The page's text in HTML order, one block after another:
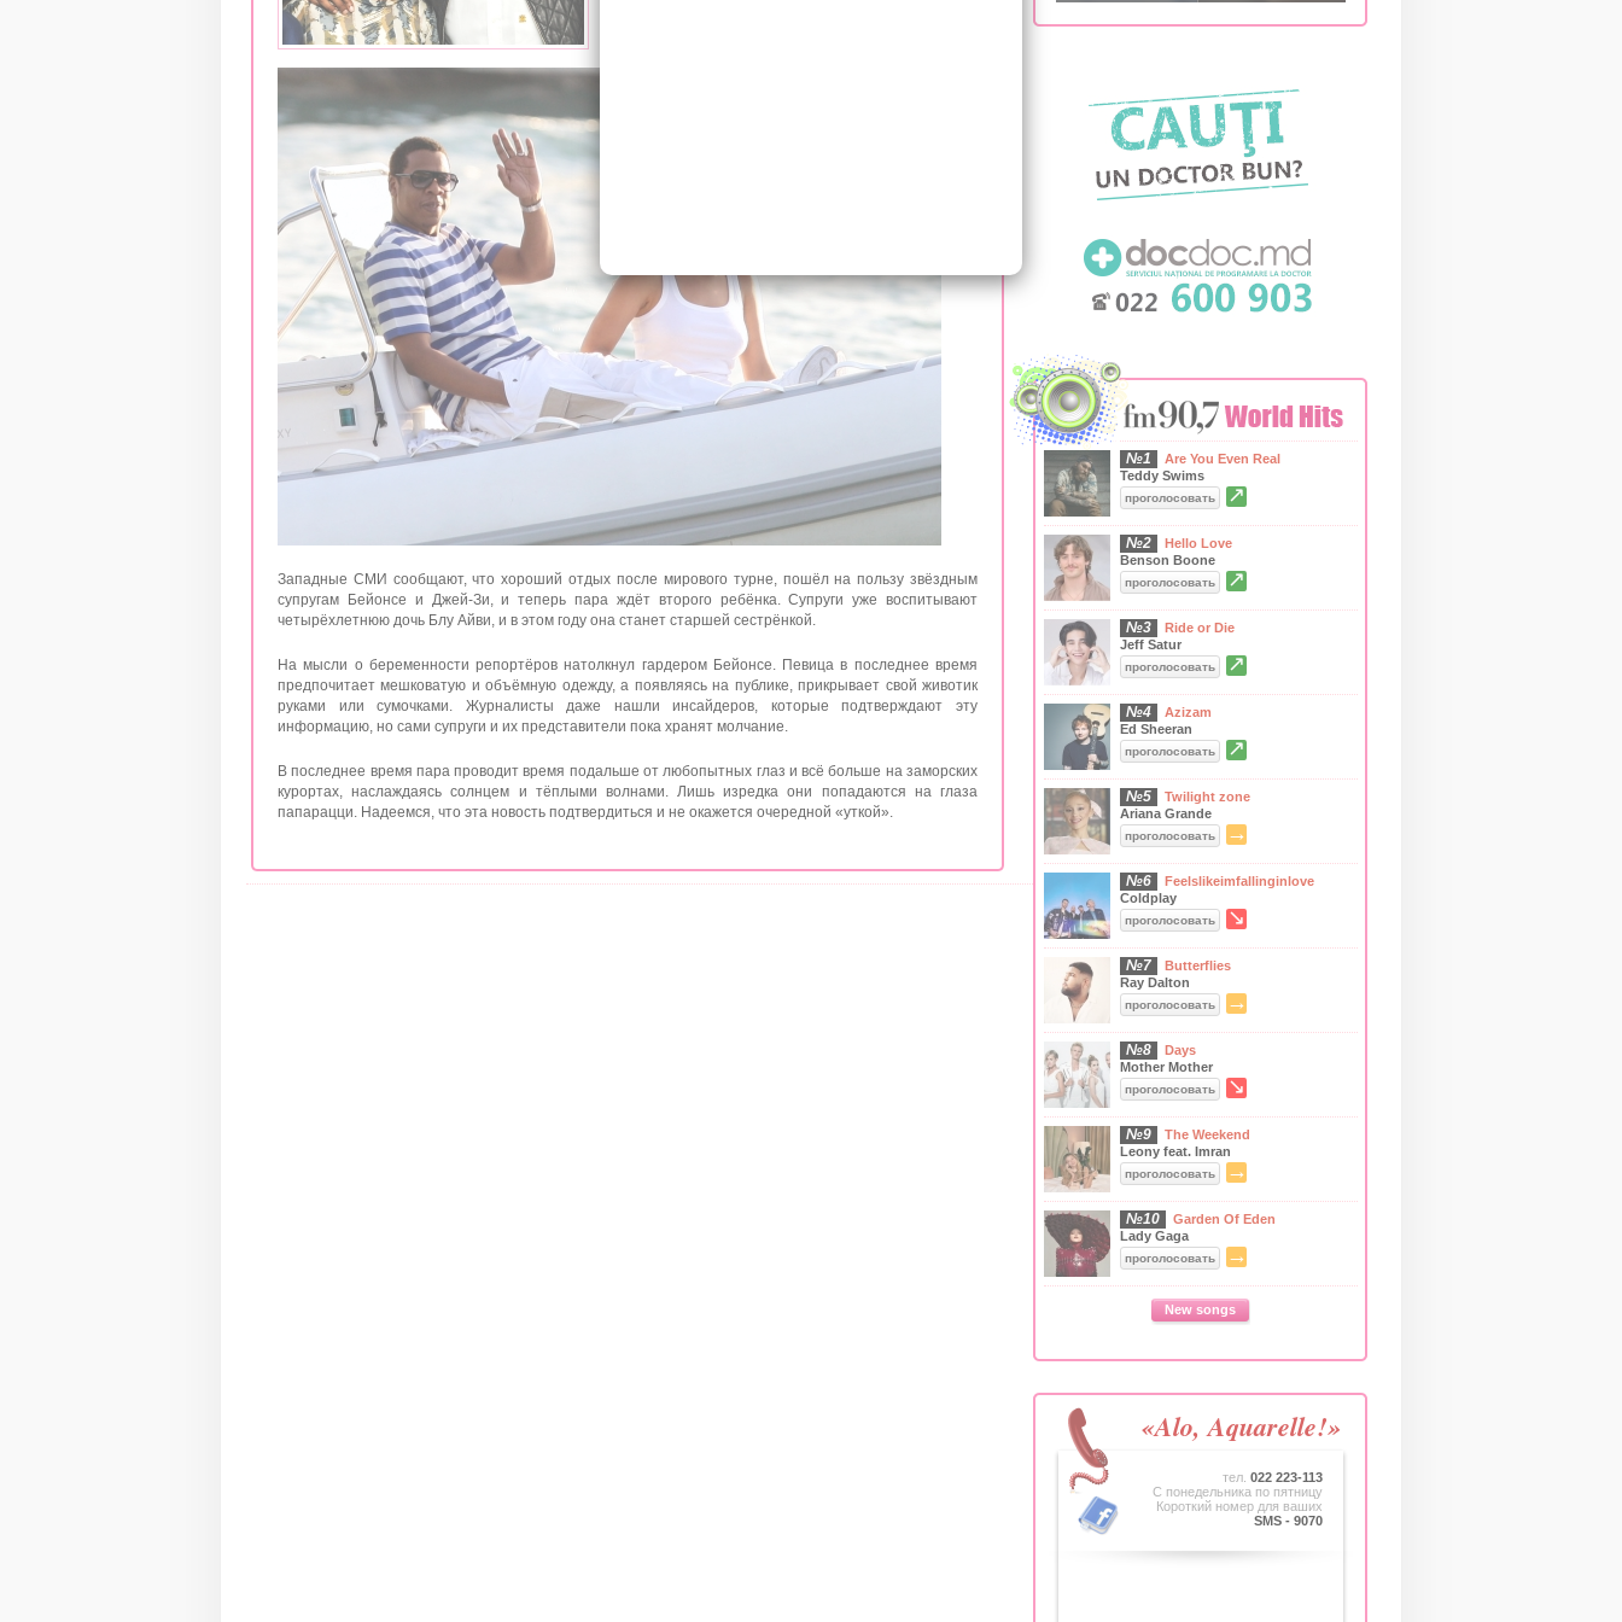
Западные СМИ сообщают, что хороший отдых после мирового турне, пошёл на пользу звёздным
супругам Бейонсе и Джей-Зи, и теперь пара ждёт второго ребёнка. Супруги уже воспитывают
четырёхлетнюю дочь Блу Айви, и в этом году она станет старшей сестрёнкой.
На мысли о беременности репортёров натолкнул гардером Бейонсе. Певица в последнее время
предпочитает мешковатую и объёмную одежду, а появляясь на публике, прикрывает свой животик
руками или сумочками. Журналисты даже нашли инсайдеров, которые подтверждают эту
информацию, но сами супруги и их представители пока хранят молчание.
В последнее время пара проводит время подальше от любопытных глаз и всё больше на заморских
курортах, наслаждаясь солнцем и тёплыми волнами. Лишь изредка они попадаются на глаза
папарацци. Надеемся, что эта новость подтвердиться и не окажется очередной «уткой».
№1
Are You Even Real
Teddy Swims
проголосовать ↗
№2
Hello Love
Benson Boone
проголосовать ↗
№3
Ride or Die
Jeff Satur
проголосовать ↗
№4
Azizam
Ed Sheeran
проголосовать ↗
№5
Twilight zone
Ariana Grande
проголосовать →
№6
Feelslikeimfallinginlove
Coldplay
проголосовать ↘
№7
Butterflies
Ray Dalton
проголосовать →
№8
Days
Mother Mother
проголосовать ↘
№9
The Weekend
Leony feat. Imran
проголосовать →
№10
Garden Of Eden
Lady Gaga
проголосовать →
New songs
«Alo, Aquarelle!»
тел. 022 223-113
C понедельника по пятницу
Короткий номер для ваших
SMS - 9070